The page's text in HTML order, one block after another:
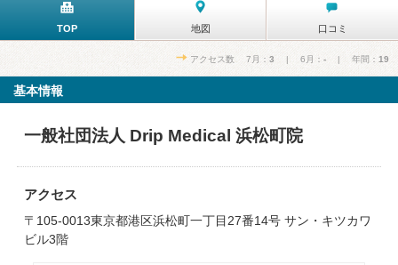
TOP 地図 口コミ
アクセス数 7月： 3 | 6月： - | 年間： 19
基本情報
一般社団法人 Drip Medical 浜松町院
アクセス
〒105-0013東京都港区浜松町一丁目27番14号 サン・キツカワ
ビル3階